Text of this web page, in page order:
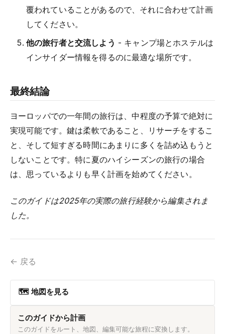
覆われていることがあるので、それに合わせて計画
してください。
他の旅行者と交流しよう - キャンプ場とホステルは
インサイダー情報を得るのに最適な場所です。
最終結論
ヨーロッパでの一年間の旅行は、中程度の予算で絶対に
実現可能です。鍵は柔軟であること、リサーチをするこ
と、そして短すぎる時間にあまりに多くを詰め込もうと
しないことです。特に夏のハイシーズンの旅行の場合
は、思っているよりも早く計画を始めてください。
このガイドは2025年の実際の旅行経験から編集されま
した。
← 戻る
🗺 地図を見る
このガイドから計画
このガイドをルート、地図、編集可能な旅程に変換します。